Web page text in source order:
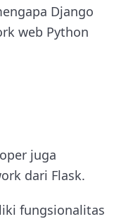
Django
web Python
juga
dari Flask.
fungsionalitas